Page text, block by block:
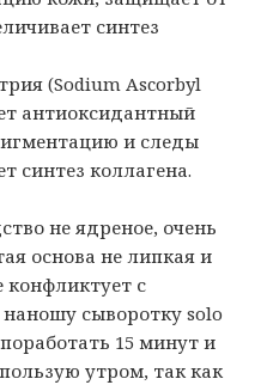
синтез
(Sodium Ascorbyl
антиоксидантный
и следы
синтез коллагена.
не ядреное, очень
основа не липкая и
конфликтует с
сыворотку solo
15 минут и
утром, так как